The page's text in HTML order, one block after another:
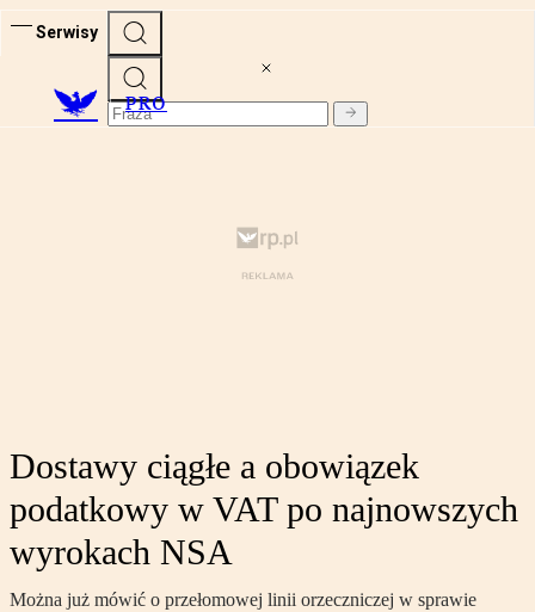
Serwisy
PRO
Dostawy ciągłe a obowiązek
podatkowy w VAT po najnowszych
wyrokach NSA
Można już mówić o przełomowej linii orzeczniczej w sprawie